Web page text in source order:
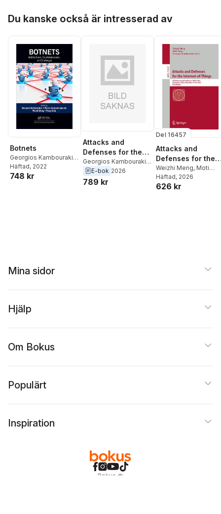
Du kanske också är intresserad av
Botnets
Georgios Kambourakis ,
Marios
Anagnostopoulos
Häftad, 2022
748 kr
Attacks and
Defenses for the
Internet-of-Things
Georgios Kambourakis ,
Moti Yung,Weizhi
Meng
E-bok 2026
789 kr
Del 16457
Attacks and
Defenses for the
Internet-of-
Weizhi Meng, Moti
Yung,Georgios
Kambourakis
Häftad, 2026
626 kr
Mina sidor
Hjälp
Om Bokus
Populärt
Inspiration
Bokus @